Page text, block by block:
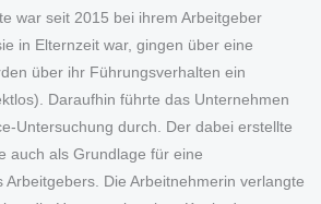
war seit 2015 bei ihrem Arbeitgeber
in Elternzeit war, gingen über eine
über ihr Führungsverhalten ein
Daraufhin führte das Unternehmen
Untersuchung durch. Der dabei erstellte
auch als Grundlage für eine
Arbeitgebers. Die Arbeitnehmerin verlangte